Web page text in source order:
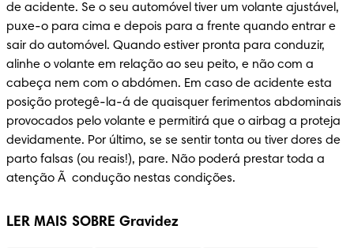
de acidente. Se o seu automóvel tiver um volante ajustável,
puxe-o para cima e depois para a frente quando entrar e
sair do automóvel. Quando estiver pronta para conduzir,
alinhe o volante em relação ao seu peito, e não com a
cabeça nem com o abdómen. Em caso de acidente esta
posição protegê-la-á de quaisquer ferimentos abdominais
provocados pelo volante e permitirá que o airbag a proteja
devidamente. Por último, se se sentir tonta ou tiver dores de
parto falsas (ou reais!), pare. Não poderá prestar toda a
atenção Ã  condução nestas condições.
LER MAIS SOBRE Gravidez